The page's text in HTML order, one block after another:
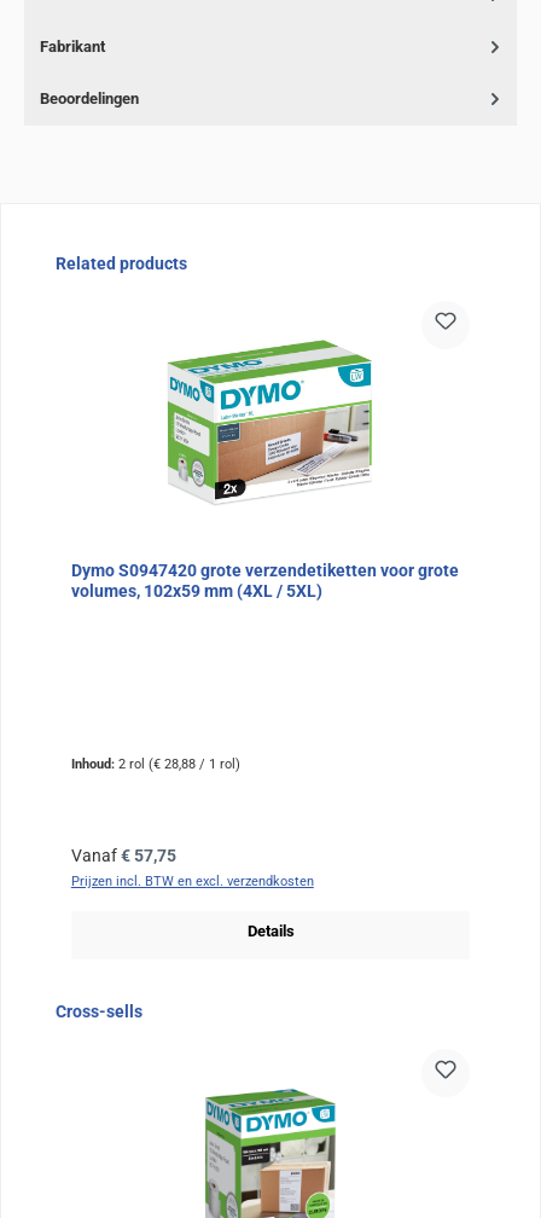
Fabrikant
Beoordelingen
Sla de afbeeldingengalerij over
Related products
Dymo S0947420 grote verzendetiketten voor grote
volumes, 102x59 mm (4XL / 5XL)
Inhoud: 2 rol (€ 28,88 / 1 rol)
Normale prijs:
Vanaf€ 57,75
Prijzen incl. BTW en excl. verzendkosten
Details
Sla de afbeeldingengalerij over
Cross-sells